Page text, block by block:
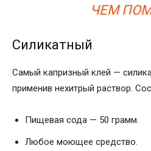
ЧЕМ
Силикатный
Самый капризный клей —
применив нехитрый раствор.
Пищевая сода — 50 грамм.
Любое моющее средство.